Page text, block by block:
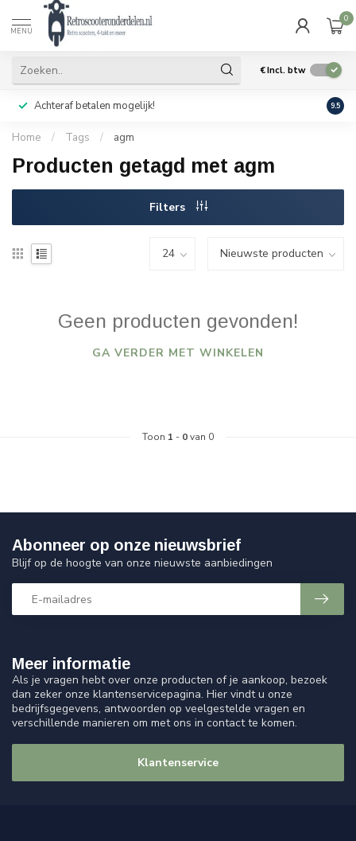
MENU
0
€Incl. btw
Achteraf betalen mogelijk! Geen
9.5
Home / Tags / agm
Producten getagd met agm
Filters
Geen producten gevonden!
GA VERDER MET WINKELEN
Toon 1 - 0van 0
Meer informatie
Als je vragen hebt over onze producten of je aankoop, bezoek
dan zeker onze klantenservicepagina. Hier vindt u onze
bedrijfsgegevens, antwoorden op veelgestelde vragen en
verschillende manieren om met ons in contact te komen.
Klantenservice
Abonneer op onze nieuwsbrief
Blijf op de hoogte van onze nieuwste aanbiedingen